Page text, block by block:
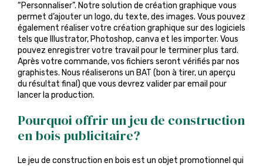
“Personnaliser”. Notre solution de création graphique vous
permet d’ajouter un logo, du texte, des images. Vous pouvez
également réaliser votre création graphique sur des logiciels
tels que Illustrator, Photoshop, canva et les importer. Vous
pouvez enregistrer votre travail pour le terminer plus tard.
Après votre commande, vos fichiers seront vérifiés par nos
graphistes. Nous réaliserons un BAT (bon à tirer, un aperçu
du résultat final) que vous devrez valider par email pour
lancer la production.
Pourquoi offrir un jeu de construction
en bois publicitaire?
Le jeu de construction en bois est un objet promotionnel qui